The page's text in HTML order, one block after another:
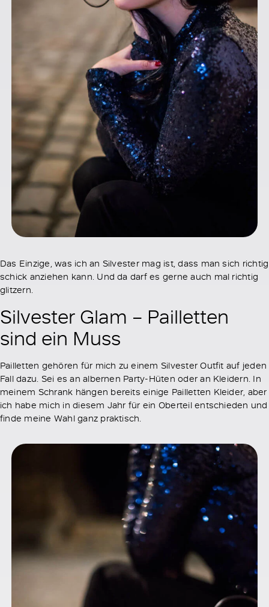
Das Einzige, was ich an Silvester mag ist, dass man sich richtig
schick anziehen kann. Und da darf es gerne auch mal richtig
glitzern.
Silvester Glam – Pailletten
sind ein Muss
Pailletten gehören für mich zu einem Silvester Outfit auf jeden
Fall dazu. Sei es an albernen Party-Hüten oder an Kleidern. In
meinem Schrank hängen bereits einige Pailletten Kleider, aber
ich habe mich in diesem Jahr für ein Oberteil entschieden und
finde meine Wahl ganz praktisch.